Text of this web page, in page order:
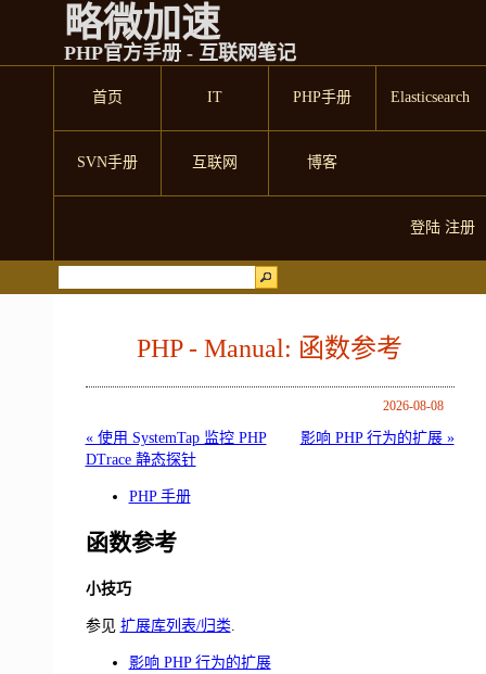
略微加速
PHP官方手册 - 互联网笔记
首页 IT PHP手册 Elasticsearch
SVN手册 互联网 博客
登陆 注册
PHP - Manual: 函数参考
2026-08-08
影响 PHP 行为的扩展 »
« 使用 SystemTap 监控 PHP
DTrace 静态探针
PHP 手册
函数参考
小技巧
参见 扩展库列表/归类.
影响 PHP 行为的扩展